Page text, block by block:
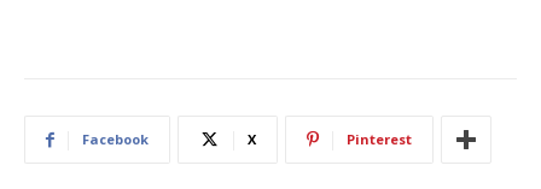
Facebook X Pinterest